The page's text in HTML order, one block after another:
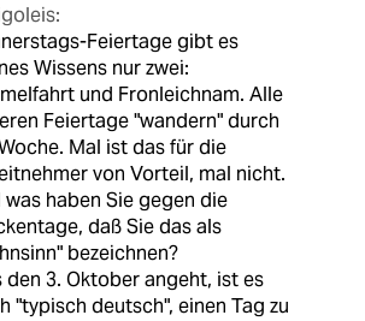
Feiertage gibt es
Wissens nur zwei:
und Fronleichnam. Alle
Feiertage "wandern" durch
Mal ist das für die
von Vorteil, mal nicht.
was haben Sie gegen die
daß Sie das als
bezeichnen?
den 3. Oktober angeht, ist es
"typisch deutsch", einen Tag zu